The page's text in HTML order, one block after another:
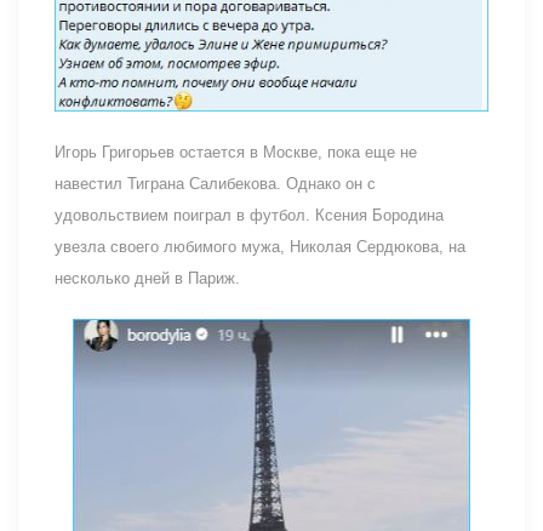
Игорь Григорьев остается в Москве, пока еще не
навестил Тиграна Салибекова. Однако он с
удовольствием поиграл в футбол. Ксения Бородина
увезла своего любимого мужа, Николая Сердюкова, на
несколько дней в Париж.